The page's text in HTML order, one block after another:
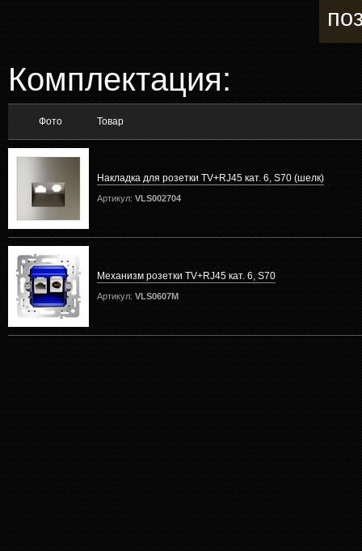
Комплектация:
Фото Товар
Накладка для розетки TV+RJ45 кат. 6, S70 (шелк)
Артикул: VLS002704
Механизм розетки TV+RJ45 кат. 6, S70
Артикул: VLS0607M